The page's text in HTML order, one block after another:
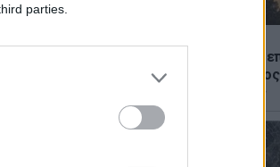
parties.
Καιρός «hot – dry – windy» τις
48 ώρες: Αυξημένος ο
συναγερμός σε 6 περιφέρειες